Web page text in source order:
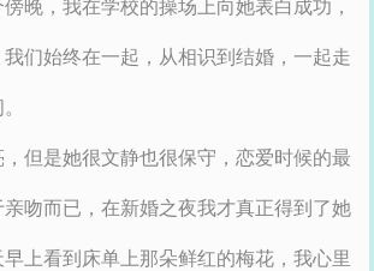
晚，我在学校的操场上向她表白成功，
们始终在一起，从相识到结婚，一起走
但是她很文静也很保守，恋爱时候的最
吻而已，在新婚之夜我才真正得到了她
上看到床单上那朵鲜红的梅花，我心里